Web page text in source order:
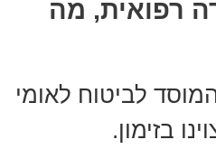
רפואית, מה
לביטוח לאומי
בזימון.